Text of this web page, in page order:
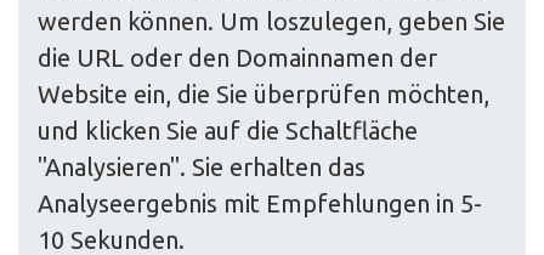
werden können. Um loszulegen, geben Sie
die URL oder den Domainnamen der
Website ein, die Sie überprüfen möchten,
und klicken Sie auf die Schaltfläche
"Analysieren". Sie erhalten das
Analyseergebnis mit Empfehlungen in 5-
10 Sekunden.